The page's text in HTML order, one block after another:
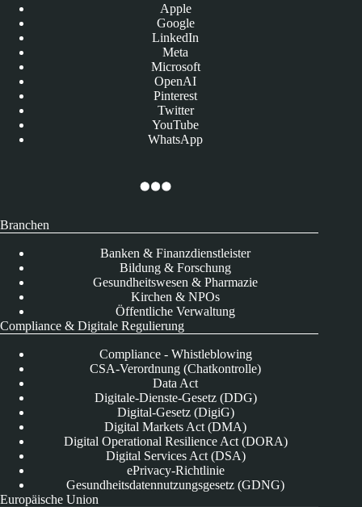
Apple
Google
LinkedIn
Meta
Microsoft
OpenAI
Pinterest
Twitter
YouTube
WhatsApp
Branchen
Banken & Finanzdienstleister
Bildung & Forschung
Gesundheitswesen & Pharmazie
Kirchen & NPOs
Öffentliche Verwaltung
Compliance & Digitale Regulierung
Compliance - Whistleblowing
CSA-Verordnung (Chatkontrolle)
Data Act
Digitale-Dienste-Gesetz (DDG)
Digital-Gesetz (DigiG)
Digital Markets Act (DMA)
Digital Operational Resilience Act (DORA)
Digital Services Act (DSA)
ePrivacy-Richtlinie
Gesundheitsdatennutzungsgesetz (GDNG)
Europäische Union